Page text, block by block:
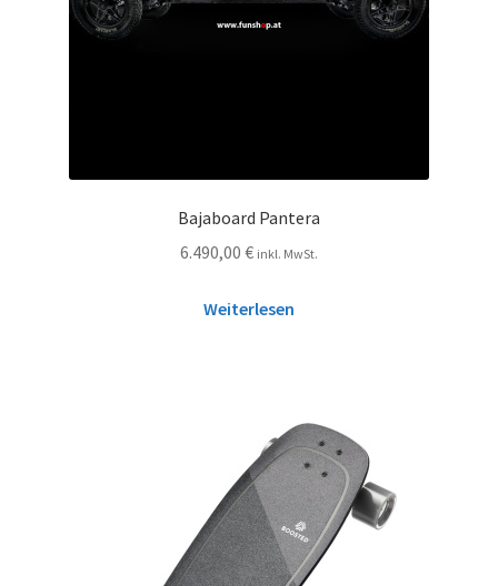
Bajaboard Pantera
6.490,00 € inkl. MwSt.
Weiterlesen